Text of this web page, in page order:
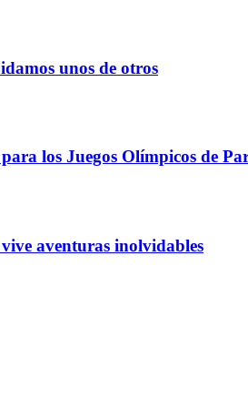
unos de otros
los Juegos Olímpicos de
aventuras inolvidables